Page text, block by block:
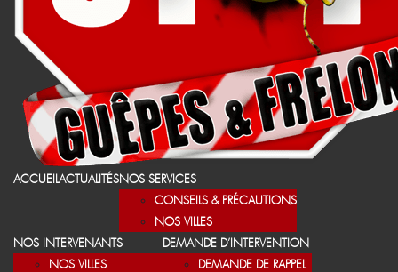
ACCUEILACTUALITÉSNOS SERVICES
CONSEILS & PRÉCAUTIONS
NOS VILLES
NOS INTERVENANTS
NOS VILLES
DEMANDE D’INTERVENTION
DEMANDE DE RAPPEL